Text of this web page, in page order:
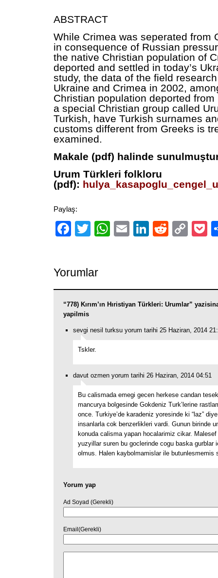
ABSTRACT
While Crimea was seperated from
in consequence of Russian
the native Christian population of
deported and settled in today’s
study, the data of the field
Ukraine and Crimea in 2002,
Christian population deported
a special Christian group called
Turkish, have Turkish surnames
customs different from Greeks is
examined.
Makale (pdf) halinde
Urum Türkleri folkloru
(pdf):
Paylaş:
Facebook
TwitterWhatsApp
EmailLinkedIn
Reddit
Yorumlar
“778) Kırım’ın Hıristiyan Türkleri: Urumlar”
yapilmis
sevgi nesil turksu yorum tarihi 25 Haziran, 2014
Tskler.
davut ozmen yorum tarihi 26 Haziran, 2014 04:51
Bu calismada emegi gecen herkese candan
mancurya bolgesinde Gokdeniz Turk’lerine
once. Turkiye’de karadeniz yoresinde ki “laz”
insanlarla cok benzerlikleri vardi. Gunun birinde
konuda calisma yapan hocalarimiz cikar. Malesef
yuzyillar suren bu goclerinde cogu baska gurblar
olmus. Halen kaybolmamislar ile butunlesmemis
Yorum yap
Ad Soyad (Gerekli)
Email(Gerekli)